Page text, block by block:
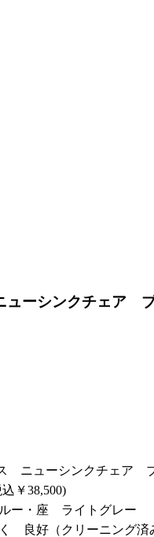
ューシンクチェア
ニューシンクチェア
￥38,500)
ー・座 ライトグレー
良好（クリーニング済